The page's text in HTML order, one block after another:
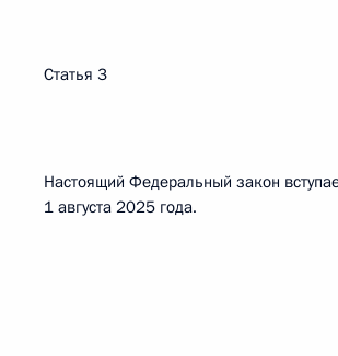
Статья 3
Настоящий Федеральный закон
1 августа 2025 года.